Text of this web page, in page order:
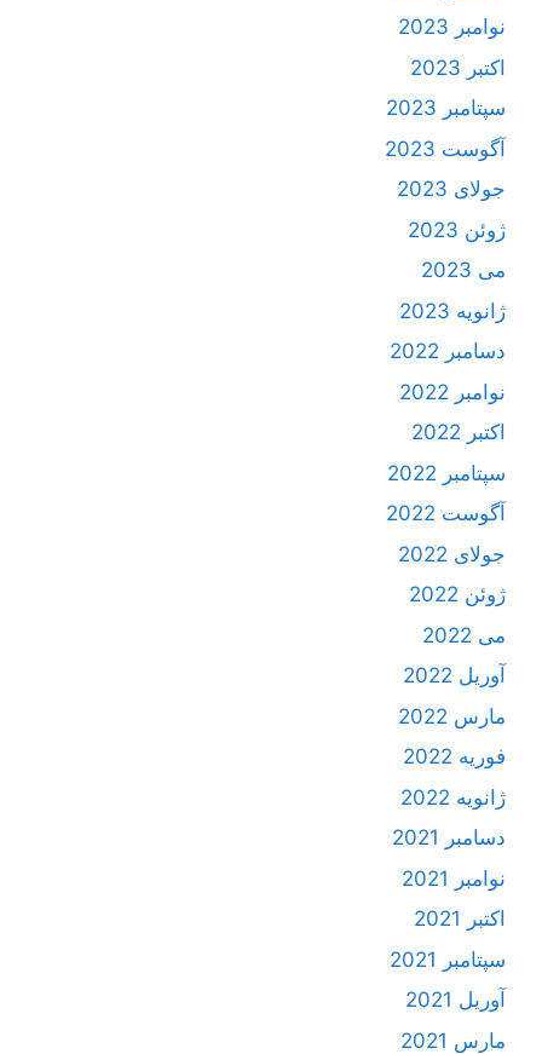
نوامبر 2023
اکتبر 2023
سپتامبر 2023
آگوست 2023
جولای 2023
ژوئن 2023
می 2023
ژانویه 2023
دسامبر 2022
نوامبر 2022
اکتبر 2022
سپتامبر 2022
آگوست 2022
جولای 2022
ژوئن 2022
می 2022
آوریل 2022
مارس 2022
فوریه 2022
ژانویه 2022
دسامبر 2021
نوامبر 2021
اکتبر 2021
سپتامبر 2021
آوریل 2021
مارس 2021